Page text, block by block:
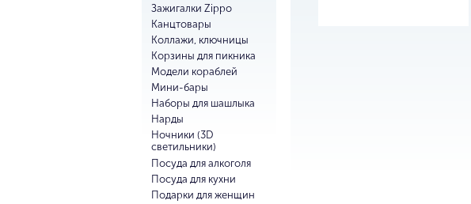
Зажигалки Zippo
Канцтовары
Коллажи, ключницы
Корзины для пикника
Модели кораблей
Мини-бары
Наборы для шашлыка
Нарды
Ночники (3D
светильники)
Посуда для алкоголя
Посуда для кухни
Подарки для женщин